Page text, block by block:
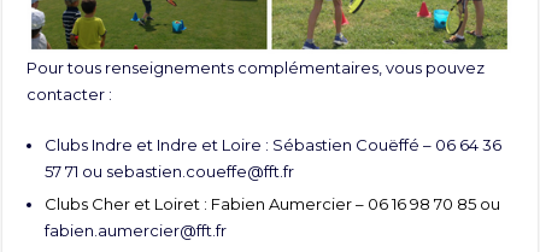
Pour tous renseignements complémentaires, vous pouvez
contacter :
Clubs Indre et Indre et Loire : Sébastien Couëffé – 06 64 36
57 71 ou sebastien.coueffe@fft.fr
Clubs Cher et Loiret : Fabien Aumercier – 06 16 98 70 85 ou
fabien.aumercier@fft.fr